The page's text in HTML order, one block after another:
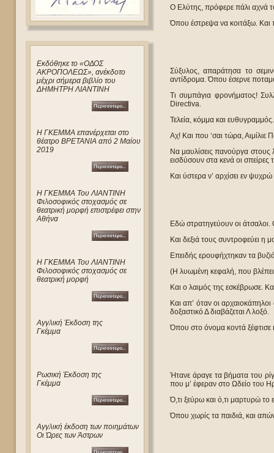
Eκδόθηκε το «ΟΔΟΣ
ΑΚΡΟΠΟΛΕΩΣ», ανέκδοτο
μέχρι σήμερα βιβλίο του
ΔΗΜΗΤΡΗ ΛΙΑΝΤΙΝΗ
Η ΓΚΕΜΜΑ επανέρχεται στο
θέατρο ΒΡΕΤΑΝΙΑ από 2 Μαίου
2019
Η ΓΚΕΜΜΑ Του ΛΙΑΝΤΙΝΗ
Φιλοσοφικός στοχασμός σε
θεατρική μορφή επιστρέφει στην
Αθήνα
Η ΓΚΕΜΜΑ Του ΛΙΑΝΤΙΝΗ
Φιλοσοφικός στοχασμός σε
θεατρική μορφή
Αγγλική Έκδοση της
Γκέμμα
Ρωσική Έκδοση της
Γκέμμα
Αγγλική έκδοση των ποιημάτων
Οι Ώρες των Άστρων
Ο Ελύτης, πρόφερε πάλι αχνά
Όπου έστρεψα να κοιτάξω. Και
Σύξυλος, απαράτησα το
αντίδρομα. Όπου έσερνε
Τι συμπάγια φρονήματος!
Directiva.
Τελεία, κόμμα και
Αχ! Και που ‘σαι τώρα,
Να μαυλίσεις πανούργα
εισδύσουν στα κενά οι
Και ύστερα ν’ αρχίσει εν
Εδώ στρατηγεύουν οι άτσαλοι.
Και δεξιά τους συντροφεύει η
Επειδής ερουφήχτηκαν τα
(Η λυωμένη κεφαλή, που
Και ο λαιμός της εσκέβρωσε.
Και απ’ όταν οι
δοξαστικό Δ διαβάζεται Λ λοξό.
Όπου στο όνομα κοντά ξέφτισε
Ήτανε άραγε τα βήματα του
που μ’ έφεραν στο Ωδείο του
Ό,τι ξεύρω και ό,τι μαρτυρώ το
Όπου χωρίς τα παιδιά, και